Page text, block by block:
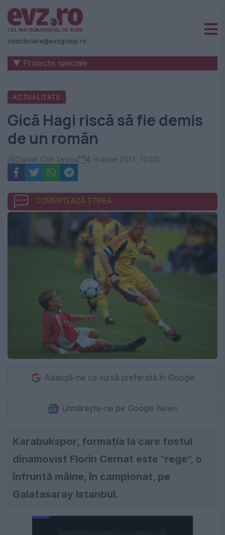
Știri
naționale
internaționale
România
-
Evenimentul
Zilei
coordonare@evzgroup.ro
▼ Proiecte speciale
ACTUALITATE
Gică Hagi riscă să fie demis
de un român
Daniel Con ţescu 4 martie 2011, 10:00
COMENTEAZĂ ȘTIREA
Adaugă-ne ca sursă preferată în Google
Urmărește-ne pe Google News
Karabukspor, formaţia la care fostul
dinamovist Florin Cernat este "rege", o
înfruntă mâine, în campionat, pe
Galatasaray Istanbul.